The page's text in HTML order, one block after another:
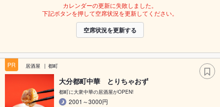
カレンダーの更新に失敗しました。
下記ボタンを押して空席状況を更新してください。
空席状況を更新する
PR 居酒屋 都町
大分都町中華 とりちゃおず
都町に大衆中華の居酒屋がOPEN!
2001～3000円